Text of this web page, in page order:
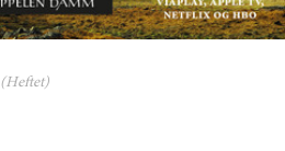
(Heftet)